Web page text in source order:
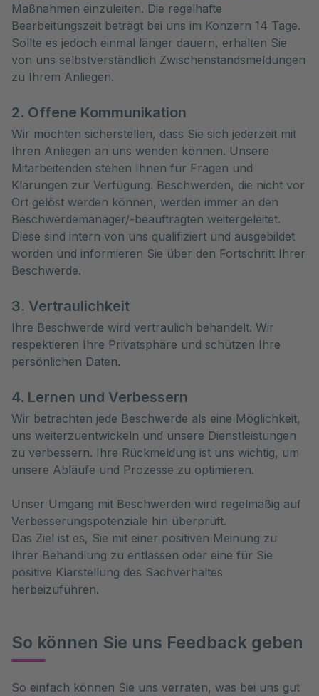
Maßnahmen einzuleiten. Die regelhafte
Bearbeitungszeit beträgt bei uns im Konzern 14 Tage.
Sollte es jedoch einmal länger dauern, erhalten Sie
von uns selbstverständlich Zwischenstandsmeldungen
zu Ihrem Anliegen.
2. Offene Kommunikation
Wir möchten sicherstellen, dass Sie sich jederzeit mit
Ihren Anliegen an uns wenden können. Unsere
Mitarbeitenden stehen Ihnen für Fragen und
Klärungen zur Verfügung. Beschwerden, die nicht vor
Ort gelöst werden können, werden immer an den
Beschwerdemanager/-beauftragten weitergeleitet.
Diese sind intern von uns qualifiziert und ausgebildet
worden und informieren Sie über den Fortschritt Ihrer
Beschwerde.
3. Vertraulichkeit
Ihre Beschwerde wird vertraulich behandelt. Wir
respektieren Ihre Privatsphäre und schützen Ihre
persönlichen Daten.
4. Lernen und Verbessern
Wir betrachten jede Beschwerde als eine Möglichkeit,
uns weiterzuentwickeln und unsere Dienstleistungen
zu verbessern. Ihre Rückmeldung ist uns wichtig, um
unsere Abläufe und Prozesse zu optimieren.
Unser Umgang mit Beschwerden wird regelmäßig auf
Verbesserungspotenziale hin überprüft.
Das Ziel ist es, Sie mit einer positiven Meinung zu
Ihrer Behandlung zu entlassen oder eine für Sie
positive Klarstellung des Sachverhaltes
herbeizuführen.
So können Sie uns Feedback geben
So einfach können Sie uns verraten, was bei uns gut